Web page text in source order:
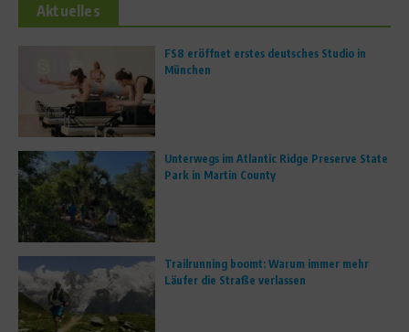
Aktuelles
FS8 eröffnet erstes deutsches Studio in
München
Unterwegs im Atlantic Ridge Preserve State
Park in Martin County
Trailrunning boomt: Warum immer mehr
Läufer die Straße verlassen